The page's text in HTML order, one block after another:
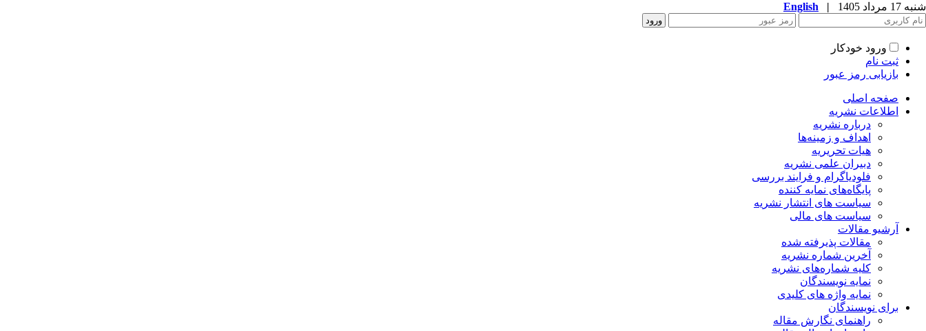
شنبه 17 مرداد 1405 |
English
ورود خودکار
ثبت نام
بازیابی رمز عبور
صفحه اصلی
اطلاعات نشریه
درباره نشریه
اهداف و زمینه‌ها
هیات تحریریه
دبیران علمی نشریه
فلودیاگرام و فرایند بررسی
پایگاه‌های نمایه کننده
سیاست های انتشار نشریه
سیاست های مالی
آرشیو مقالات
مقالات پذیرفته شده
آخرین شماره نشریه
کلیه شماره‌های نشریه
نمایه نویسندگان
نمایه واژه های کلیدی
برای نویسندگان
راهنمای نگارش مقاله